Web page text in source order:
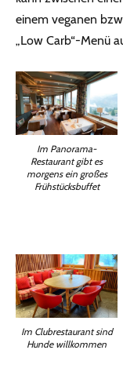
einem veganen
„Low Carb“-Menü
Im Panorama-
Restaurant gibt es
morgens ein großes
Frühstücksbuffet
Im Clubrestaurant sind
Hunde willkommen